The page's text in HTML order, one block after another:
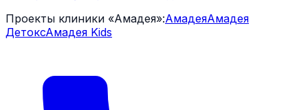
Проекты клиники «Амадея»:АмадеяАмадея
ДетоксАмадея Kids